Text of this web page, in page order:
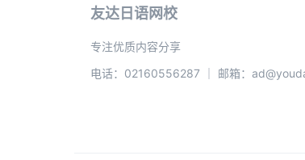
友达日语网校
专注优质内容分享
电话：02160556287 ｜ 邮箱：